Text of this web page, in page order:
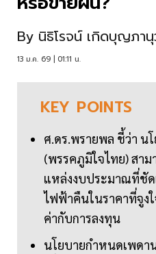
By นิธิโรจน์ เกิดบุญภา
13 ม.ค. 69 | 01:11 น.
KEY POINTS
ศ.ดร.พรายพล ชี้ว่า น
(พรรคภูมิใจไทย) สาม
แหล่งงบประมาณที่ชั
ไฟฟ้าคืนในราคาที่จูง
ค่ากับการลงทุน
นโยบายกำหนดเพดา